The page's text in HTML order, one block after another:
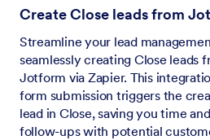
Create Close leads from
Streamline your lead
seamlessly creating Close leads
Jotform via Zapier. This
form submission triggers the
lead in Close, saving you time
follow-ups with potential